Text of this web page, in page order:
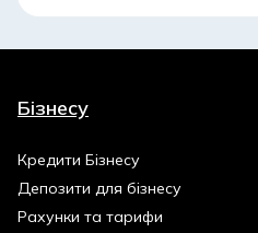
Бізнесу
Кредити Бізнесу
Депозити для бізнесу
Рахунки та тарифи